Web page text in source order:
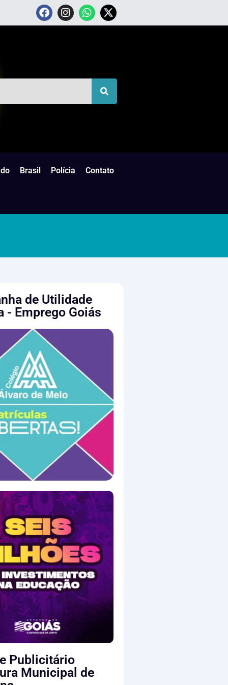
Brasil Polícia Contato
de Utilidade
- Emprego Goiás
Publicitário
Municipal de